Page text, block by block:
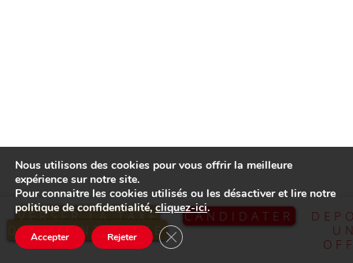
VERSER LA TAXE
D’APPRENTISSAGE
CANDIDATER
Nous utilisons des cookies pour vous offrir la meilleure
expérience sur notre site.
Pour connaitre les cookies utilisés ou les désactiver et lire notre
politique de confidentialité,cliquez-ici.
Accepter Rejeter Fermer la bannière des cookies